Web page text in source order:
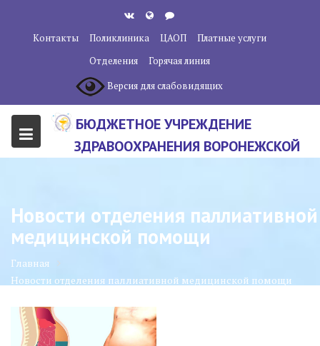
содержанию
Контакты Поликлиника ЦАОП
Платные услуги
Отделения
Горячая линия
Версия для слабовидящих
БЮДЖЕТНОЕ УЧРЕЖДЕНИЕ
ЗДРАВООХРАНЕНИЯ ВОРОНЕЖСКОЙ
КЛИНИЧЕСКИЙ ОНКОЛОГИЧЕСКИЙ
ЦЕНТР"
Новости отделения паллиативной
медицинской помощи
Главная
Новости отделения паллиативной медицинской помощи